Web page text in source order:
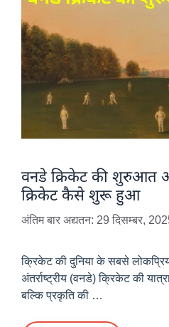
वनडे क्रिकेट की शुरुआत
क्रिकेट कैसे शुरू हुआ
अंतिम बार अद्यतन: 29 दिसम्बर,
क्रिकेट की दुनिया के सबसे
अंतर्राष्ट्रीय (वनडे) क्रिकेट की
बल्कि प्रकृति की …